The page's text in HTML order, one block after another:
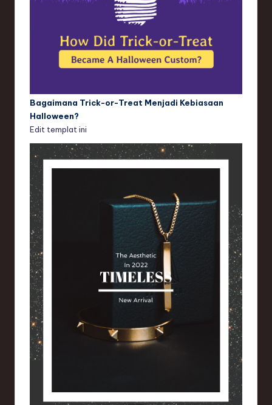
Bagaimana Trick-or-Treat Menjadi Kebiasaan
Halloween?
Edit templat ini